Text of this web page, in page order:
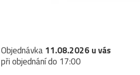
Objednávka11.08.2026 u vás
při objednání do 17:00